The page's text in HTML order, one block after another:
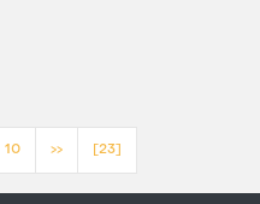
10 >> [23]